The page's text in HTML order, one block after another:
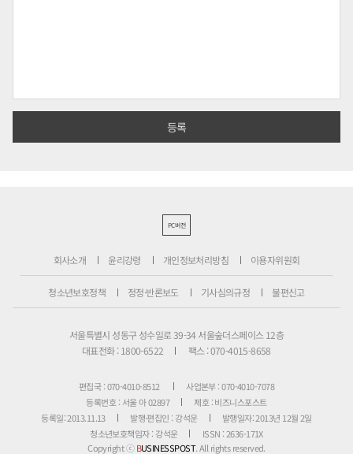
PC버전
회사소개 윤리강령 개인정보처리방침 이용자위원회
청소년보호정책 정정·반론보도 기사심의규정 불편신고
서울특별시 성동구 성수일로 39-34 서울숲더스페이스 12층
대표전화 : 1800-6522
팩스 : 070-4015-8658
편집국 : 070-4010-8512
사업본부 : 070-4010-7078
등록번호 : 서울 아 02897
제호 : 비즈니스포스트
등록일: 2013.11.13
발행·편집인 : 강석운
발행일자: 2013년 12월 2일
청소년보호책임자 : 강석운
ISSN : 2636-171X
Copyright ⓒBUSINESSPOST. All rights reserved.